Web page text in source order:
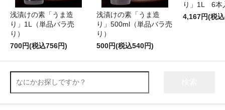
浅漬けの素「うま造
り」1L（単品バラ売
り）
700円(税込756円)
浅漬けの素「うま造
り」500ml（単品バラ売
り）
500円(税込540円)
り」1L 6本
4,167円(税